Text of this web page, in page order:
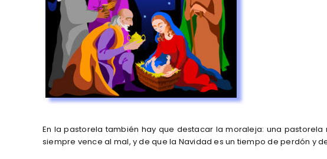
En la pastorela también hay que destacar la moraleja: una
siempre vence al mal, y de que la Navidad es un tiempo de perdón y